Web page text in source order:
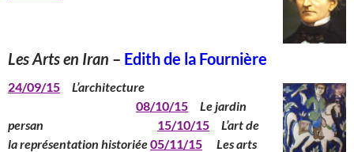
Les Arts en Iran – Edith de la Fournière
24/09/15
L’architecture
08/10/15 Le jardin
persan 15/10/15
L’art de
la représentation historiée05/11/15
Les arts